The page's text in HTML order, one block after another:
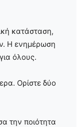
κατάσταση,
Η ενημέρωση
όλους.
Ορίστε δύο
την ποιότητα